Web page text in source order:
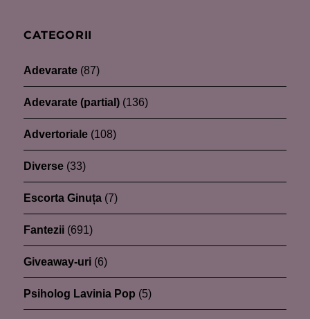
CATEGORII
Adevarate (87)
Adevarate (partial) (136)
Advertoriale (108)
Diverse (33)
Escorta Ginuța (7)
Fantezii (691)
Giveaway-uri (6)
Psiholog Lavinia Pop (5)